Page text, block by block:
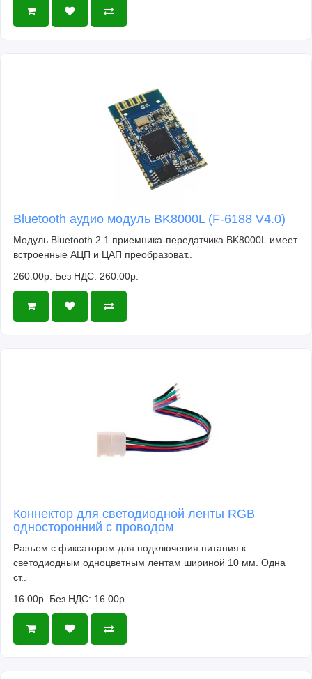
Bluetooth аудио модуль BK8000L (F-6188 V4.0)
Модуль Bluetooth 2.1 приемника-передатчика BK8000L имеет
встроенные АЦП и ЦАП преобразоват..
260.00р. Без НДС: 260.00р.
Коннектор для светодиодной ленты RGB
односторонний с проводом
Разъем с фиксатором для подключения питания к
светодиодным одноцветным лентам шириной 10 мм. Одна
ст..
16.00р. Без НДС: 16.00р.